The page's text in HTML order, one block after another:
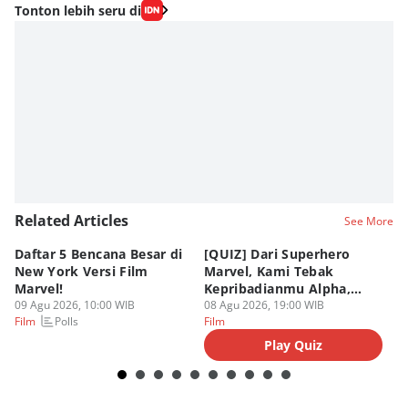
Tonton lebih seru di
Related Articles See More
Daftar 5 Bencana Besar di
New York Versi Film
Marvel!
09 Agu 2026, 10:00 WIB
Film
Polls
[QUIZ] Dari Superhero
Marvel, Kami Tebak
Kepribadianmu Alpha,
Beta, atau Omega
08 Agu 2026, 19:00 WIB
Film
Play Quiz